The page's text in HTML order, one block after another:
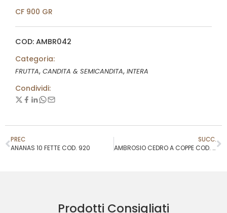
CF 900 GR
COD: AMBR042
Categoria:
FRUTTA, CANDITA & SEMICANDITA, INTERA
Condividi:
PREC
ANANAS 10 FETTE COD. 920
SUCC.
AMBROSIO CEDRO A COPPE COD. 549
Prodotti Consigliati